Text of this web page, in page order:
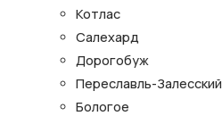
Котлас
Салехард
Дорогобуж
Переславль-Залесский
Бологое